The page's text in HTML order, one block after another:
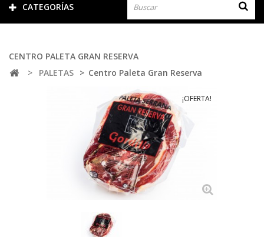
CATEGORÍAS
CENTRO PALETA GRAN RESERVA
>
PALETAS > Centro Paleta Gran Reserva
¡OFERTA!